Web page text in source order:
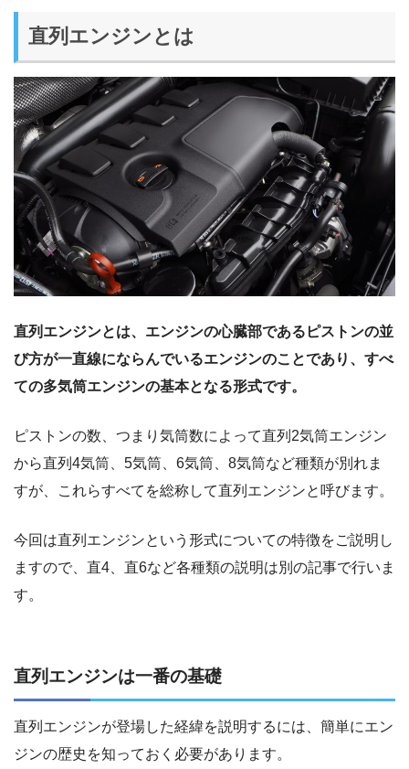
直列エンジンとは
直列エンジンとは、エンジンの心臓部であるピストンの並
び方が一直線にならんでいるエンジンのことであり、すべ
ての多気筒エンジンの基本となる形式です。
ピストンの数、つまり気筒数によって直列2気筒エンジン
から直列4気筒、5気筒、6気筒、8気筒など種類が別れま
すが、これらすべてを総称して直列エンジンと呼びます。
今回は直列エンジンという形式についての特徴をご説明し
ますので、直4、直6など各種類の説明は別の記事で行いま
す。
直列エンジンは一番の基礎
直列エンジンが登場した経緯を説明するには、簡単にエン
ジンの歴史を知っておく必要があります。